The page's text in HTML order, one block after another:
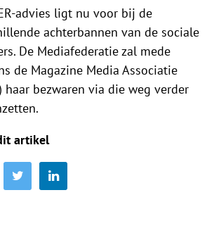
advies ligt nu voor bij de
achterbannen van de sociale
De Mediafederatie zal mede
de Magazine Media Associatie
haar bezwaren via die weg verder
artikel